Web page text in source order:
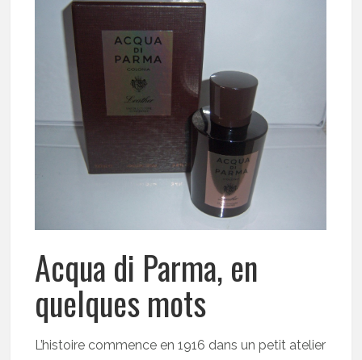
Acqua di Parma, en
quelques mots
L’histoire commence en 1916 dans un petit atelier